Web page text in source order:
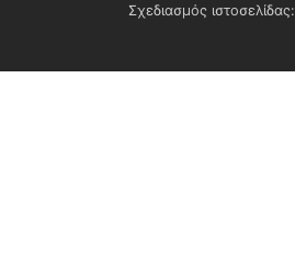
Σχεδιασμός ιστοσελίδας: